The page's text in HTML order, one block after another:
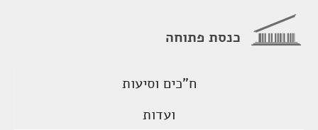
כנסת פתוחה
ח"כים וסיעות
ועדות